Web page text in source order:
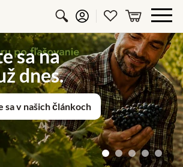
Vyhľadávanie
Prihlásiť saObľúbené
košík
sa na
dnes.
sa v našich článkoch